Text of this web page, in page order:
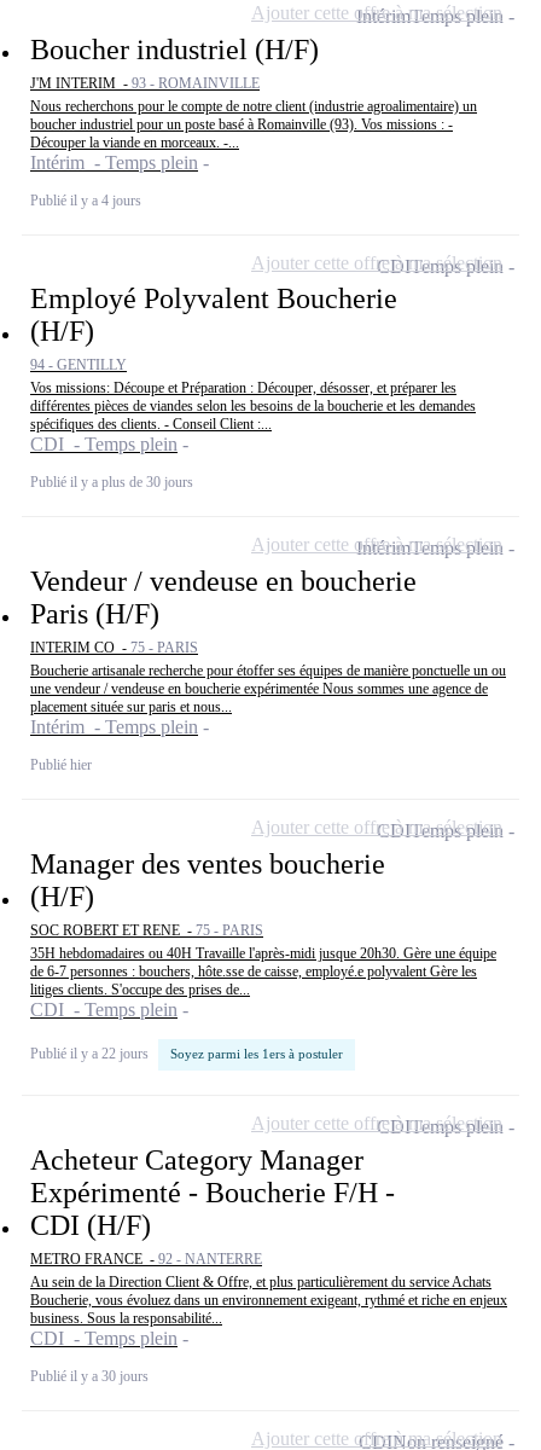
Boucher industriel (H/F)
J'M INTERIM - 93 - ROMAINVILLE
Nous recherchons pour le compte de notre client (industrie agroalimentaire) un
boucher industriel pour un poste basé à Romainville (93). Vos missions : -
Découper la viande en morceaux. -...
Intérim - Temps plein
Publié il y a 4 jours
IntérimTemps plein
Ajouter cette offre à ma sélection
Employé Polyvalent Boucherie
(H/F)
94 - GENTILLY
Vos missions: Découpe et Préparation : Découper, désosser, et préparer les
différentes pièces de viandes selon les besoins de la boucherie et les demandes
spécifiques des clients. - Conseil Client :...
CDI - Temps plein
Publié il y a plus de 30 jours
CDITemps plein
Ajouter cette offre à ma sélection
Vendeur / vendeuse en boucherie
Paris (H/F)
INTERIM CO - 75 - PARIS
Boucherie artisanale recherche pour étoffer ses équipes de manière ponctuelle un ou
une vendeur / vendeuse en boucherie expérimentée Nous sommes une agence de
placement située sur paris et nous...
Intérim - Temps plein
Publié hier
IntérimTemps plein
Ajouter cette offre à ma sélection
Manager des ventes boucherie
(H/F)
SOC ROBERT ET RENE - 75 - PARIS
35H hebdomadaires ou 40H Travaille l'après-midi jusque 20h30. Gère une équipe
de 6-7 personnes : bouchers, hôte.sse de caisse, employé.e polyvalent Gère les
litiges clients. S'occupe des prises de...
CDI - Temps plein
Publié il y a 22 jours Soyez parmi les 1ers à postuler
CDITemps plein
Ajouter cette offre à ma sélection
Acheteur Category Manager
Expérimenté - Boucherie F/H -
CDI (H/F)
METRO FRANCE - 92 - NANTERRE
Au sein de la Direction Client & Offre, et plus particulièrement du service Achats
Boucherie, vous évoluez dans un environnement exigeant, rythmé et riche en enjeux
business. Sous la responsabilité...
CDI - Temps plein
Publié il y a 30 jours
CDITemps plein
Ajouter cette offre à ma sélection
CDINon renseigné
Ajouter cette offre à ma sélection